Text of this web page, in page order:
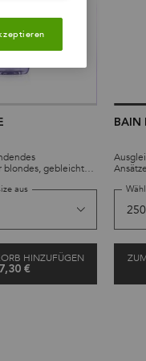
blondes, gebleichtes
aus
HINZUFÜGEN
€
BAIN